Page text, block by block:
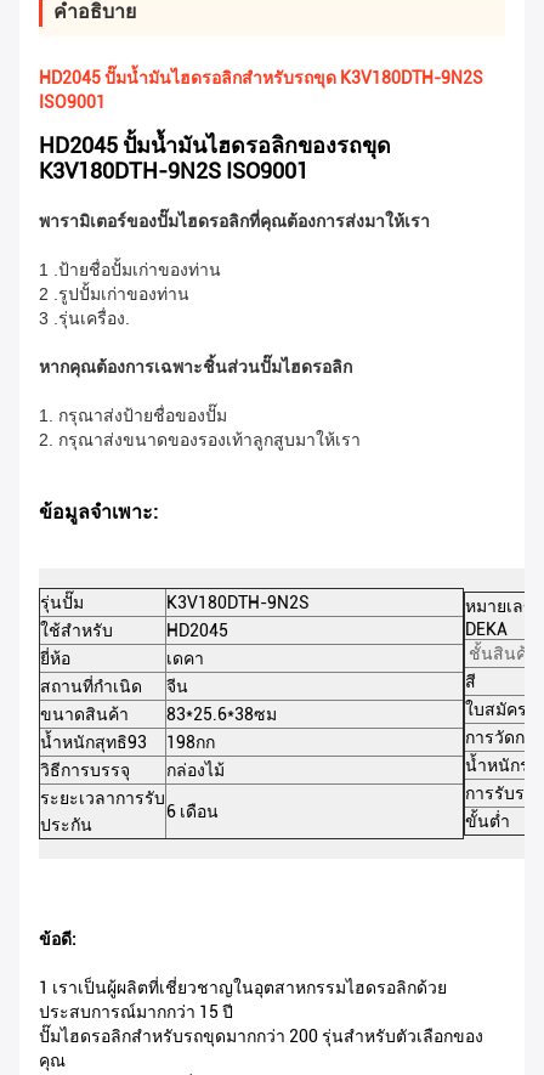
คําอธิบาย
HD2045 ปั๊มน้ำมันไฮดรอลิกสำหรับรถขุด K3V180DTH-9N2S
ISO9001
HD2045 ปั้มน้ำมันไฮดรอลิกของรถขุด
K3V180DTH-9N2S ISO9001
พารามิเตอร์ของปั๊มไฮดรอลิกที่คุณต้องการส่งมาให้เรา
1 .ป้ายชื่อปั้มเก่าของท่าน
2 .รูปปั้มเก่าของท่าน
3 .รุ่นเครื่อง.
หากคุณต้องการเฉพาะชิ้นส่วนปั๊มไฮดรอลิก
1. กรุณาส่งป้ายชื่อของปั๊ม
2. กรุณาส่งขนาดของรองเท้าลูกสูบมาให้เรา
ข้อมูลจำเพาะ:
รุ่นปั๊ม
K3V180DTH-9N2S
ใช้สำหรับ
HD2045
ยี่ห้อ
เดคา
สถานที่กำเนิด
จีน
ขนาดสินค้า
83*25.6*38ซม
น้ำหนักสุทธิ93
198กก
วิธีการบรรจุ
กล่องไม้
ระยะเวลาการรับ
ประกัน
6 เดือน
หมายเลข
DEKA
ชั้นสินค้า
สี
ใบสมัคร(
การวัดกา
น้ำหนักรว
การรับรอง
ขั้นต่ำ
ข้อดี:
1 เราเป็นผู้ผลิตที่เชี่ยวชาญในอุตสาหกรรมไฮดรอลิกด้วย
ประสบการณ์มากกว่า 15 ปี
ปั๊มไฮดรอลิกสำหรับรถขุดมากกว่า 200 รุ่นสำหรับตัวเลือกของ
คุณ